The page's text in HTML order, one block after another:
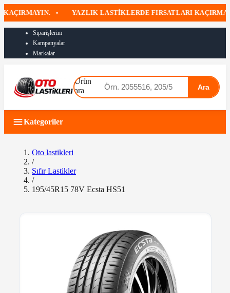
• YAZLIK LASTIKLERDE FIRSATLARI KAÇIRMAYIN
Siparişlerim
Kampanyalar
Markalar
Ürün
ara
Ara
Kategoriler
Oto lastikleri
/
Sıfır Lastikler
/
195/45R15 78V Ecsta HS51